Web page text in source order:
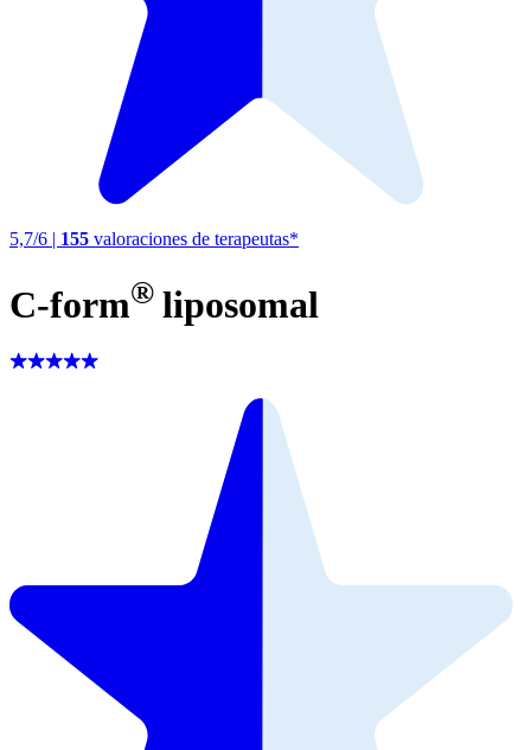
5,7/6 | 155 valoraciones de terapeutas*
C-form® liposomal